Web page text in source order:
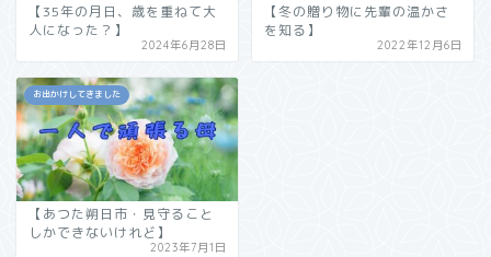
【35年の月日、歳を重ねて大
人になった？】
2024年6月28日
【冬の贈り物に先輩の温かさ
を知る】
2022年12月6日
お出かけしてきました
【あつた朔日市・見守ること
しかできないけれど】
2023年7月1日